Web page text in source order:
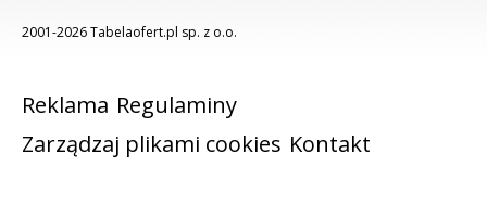
2001-2026 Tabelaofert.pl sp. z o.o.
Reklama Regulaminy
Zarządzaj plikami cookies Kontakt